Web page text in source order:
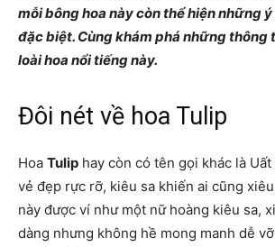
mỗi bông hoa này còn thể hiện những
đặc biệt. Cùng khám phá những thông
loài hoa nổi tiếng này.
Đôi nét về hoa Tulip
Hoa Tulip hay còn có tên gọi khác là
vẻ đẹp rực rỡ, kiêu sa khiến ai cũng
này được ví như một nữ hoàng kiêu sa,
dàng nhưng không hề mong manh dễ